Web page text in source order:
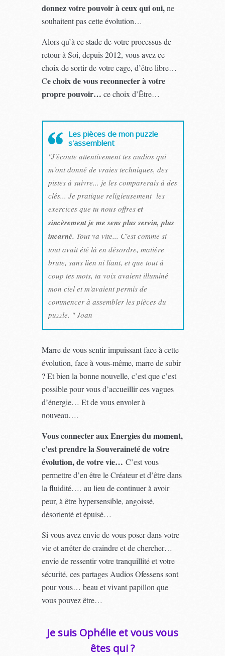
donnez votre pouvoir à ceux qui oui,ne
souhaitent pas cette évolution…
Alors qu’à ce stade de votre processus de
retour à Soi, depuis 2012, vous avez ce
choix de sortir de votre cage, d’être libre…
Ce choix de vous reconnecter à votre
propre pouvoir… ce choix d’Être…
Les pièces de mon puzzle
s'assemblent
"J'écoute attentivement tes audios qui
m'ont donné de vraies techniques, des
pistes à suivre... je les comparerais à des
clés... Je pratique religieusement les
exercices que tu nous offres et
sincèrement je me sens plus serein, plus
incarné. Tout va vite... C'est comme si
tout avait été là en désordre, matière
brute, sans lien ni liant, et que tout à
coup tes mots, ta voix avaient illuminé
mon ciel et m'avaient permis de
commencer à assembler les pièces du
puzzle. " Joan
Marre de vous sentir impuissant face à cette
évolution, face à vous-même, marre de subir
? Et bien la bonne nouvelle, c’est que c’est
possible pour vous d’accueillir ces vagues
d’énergie… Et de vous envoler à
nouveau….
Vous connecter aux Energies du moment,
c’est prendre la Souveraineté de votre
évolution, de votre vie… C’est vous
permettre d’en être le Créateur et d’être dans
la fluidité…. au lieu de continuer à avoir
peur, à être hypersensible, angoissé,
désorienté et épuisé…
Si vous avez envie de vous poser dans votre
vie et arrêter de craindre et de chercher…
envie de ressentir votre tranquillité et votre
sécurité, ces partages Audios Ofessens sont
pour vous… beau et vivant papillon que
vous pouvez être…
Je suis Ophélie et vous vous
êtes qui ?